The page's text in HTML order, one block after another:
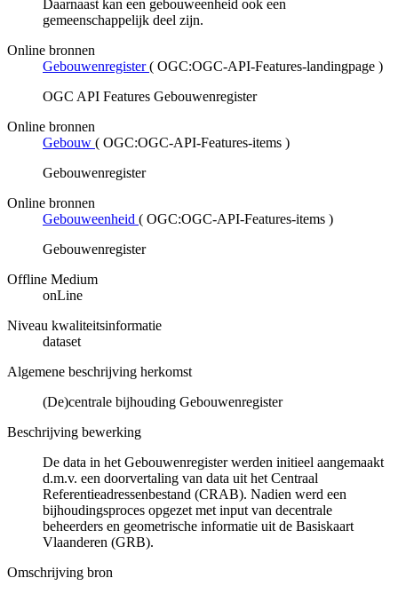
Daarnaast kan een gebouweenheid ook een
gemeenschappelijk deel zijn.
Online bronnen
Gebouwenregister ( OGC:OGC-API-Features-landingpage )
OGC API Features Gebouwenregister
Online bronnen
Gebouw ( OGC:OGC-API-Features-items )
Gebouwenregister
Online bronnen
Gebouweenheid ( OGC:OGC-API-Features-items )
Gebouwenregister
Offline Medium
onLine
Niveau kwaliteitsinformatie
dataset
Algemene beschrijving herkomst
(De)centrale bijhouding Gebouwenregister
Beschrijving bewerking
De data in het Gebouwenregister werden initieel aangemaakt
d.m.v. een doorvertaling van data uit het Centraal
Referentieadressenbestand (CRAB). Nadien werd een
bijhoudingsproces opgezet met input van decentrale
beheerders en geometrische informatie uit de Basiskaart
Vlaanderen (GRB).
Omschrijving bron